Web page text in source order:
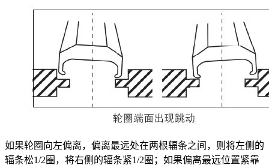
如果轮圈向左偏离，偏离最远处在两根辐条之间，则将左侧的
辐条松1/2圈，将右侧的辐条紧1/2圈；如果偏离最远位置紧靠